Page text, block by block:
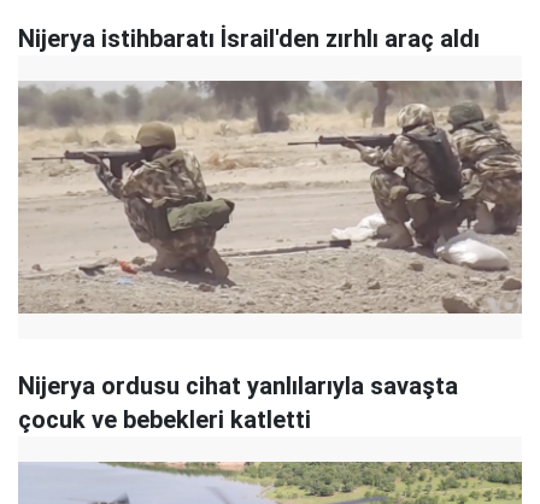
Nijerya istihbaratı İsrail'den zırhlı araç aldı
Nijerya ordusu cihat yanlılarıyla savaşta
çocuk ve bebekleri katletti